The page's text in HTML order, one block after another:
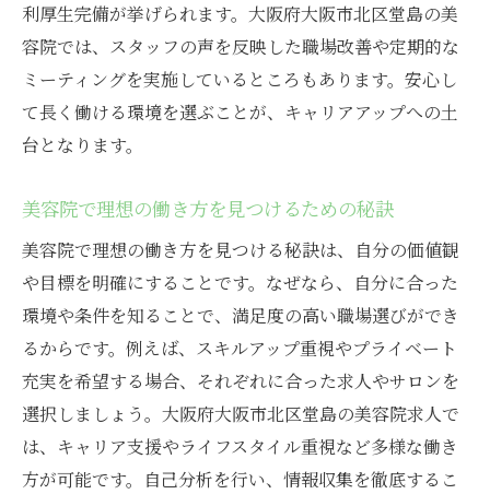
利厚生完備が挙げられます。大阪府大阪市北区堂島の美
容院では、スタッフの声を反映した職場改善や定期的な
ミーティングを実施しているところもあります。安心し
て長く働ける環境を選ぶことが、キャリアアップへの土
台となります。
美容院で理想の働き方を見つけるための秘訣
美容院で理想の働き方を見つける秘訣は、自分の価値観
や目標を明確にすることです。なぜなら、自分に合った
環境や条件を知ることで、満足度の高い職場選びができ
るからです。例えば、スキルアップ重視やプライベート
充実を希望する場合、それぞれに合った求人やサロンを
選択しましょう。大阪府大阪市北区堂島の美容院求人で
は、キャリア支援やライフスタイル重視など多様な働き
方が可能です。自己分析を行い、情報収集を徹底するこ